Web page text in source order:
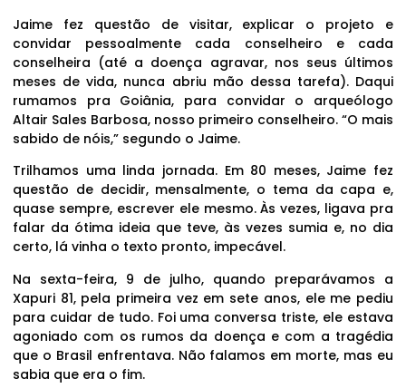
Jaime fez questão de visitar, explicar o projeto e
convidar pessoalmente cada conselheiro e cada
conselheira (até a doença agravar, nos seus últimos
meses de vida, nunca abriu mão dessa tarefa). Daqui
rumamos pra Goiânia, para convidar o arqueólogo
Altair Sales Barbosa, nosso primeiro conselheiro. “O mais
sabido de nóis,” segundo o Jaime.
Trilhamos uma linda jornada. Em 80 meses, Jaime fez
questão de decidir, mensalmente, o tema da capa e,
quase sempre, escrever ele mesmo. Às vezes, ligava pra
falar da ótima ideia que teve, às vezes sumia e, no dia
certo, lá vinha o texto pronto, impecável.
Na sexta-feira, 9 de julho, quando preparávamos a
Xapuri 81, pela primeira vez em sete anos, ele me pediu
para cuidar de tudo. Foi uma conversa triste, ele estava
agoniado com os rumos da doença e com a tragédia
que o Brasil enfrentava. Não falamos em morte, mas eu
sabia que era o fim.